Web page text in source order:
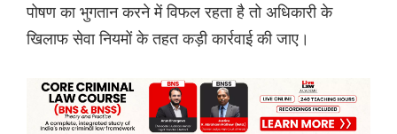
पोषण का भुगतान करने में विफल रहता है तो अधिकारी के
खिलाफ सेवा नियमों के तहत कड़ी कार्रवाई की जाए।